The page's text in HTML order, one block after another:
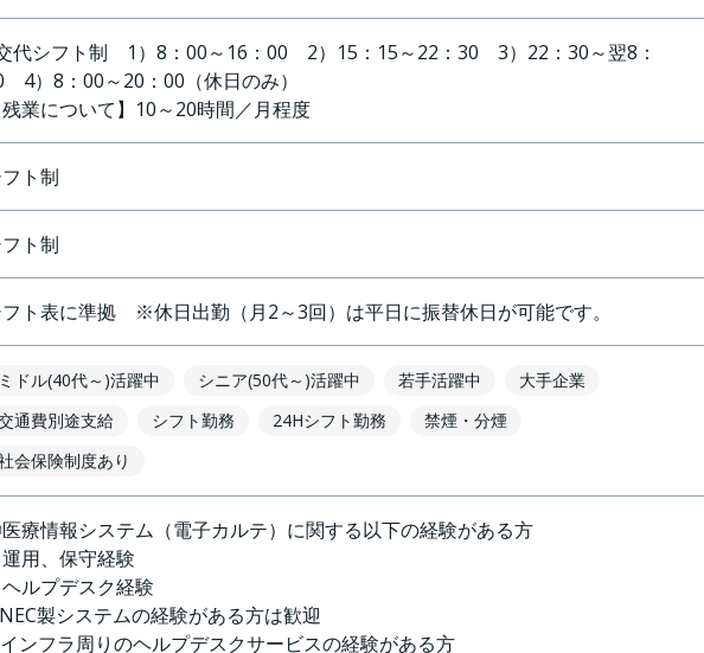
代シフト制 1）8：00～16：00 2）15：15～22：30 3）22：30～翌8：
4）8：00～20：00（休日のみ）
残業について】 10～20時間／月程度
ト制
ト制
フト表に準拠 ※休日出勤（月2～3回）は平日に振替休日が可能です。
ミドル(40代～)活躍中 シニア(50代～)活躍中 若手活躍中
大手企業
通費別途支給
シフト勤務 24Hシフト勤務
禁煙・分煙
会保険制度あり
療情報システム（電子カルテ）に関する以下の経験がある方
運用、保守経験
ヘルプデスク経験
製システムの経験がある方は歓迎
ンフラ周りのヘルプデスクサービスの経験がある方